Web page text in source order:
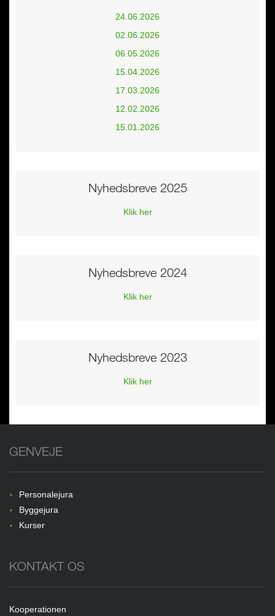
24.06.2026
02.06.2026
06.05.2026
15.04.2026
17.03.2026
12.02.2026
15.01.2026
Nyhedsbreve 2025
Klik her
Nyhedsbreve 2024
Klik her
Nyhedsbreve 2023
Klik her
GENVEJE
Personalejura
Byggejura
Kurser
KONTAKT OS
Kooperationen